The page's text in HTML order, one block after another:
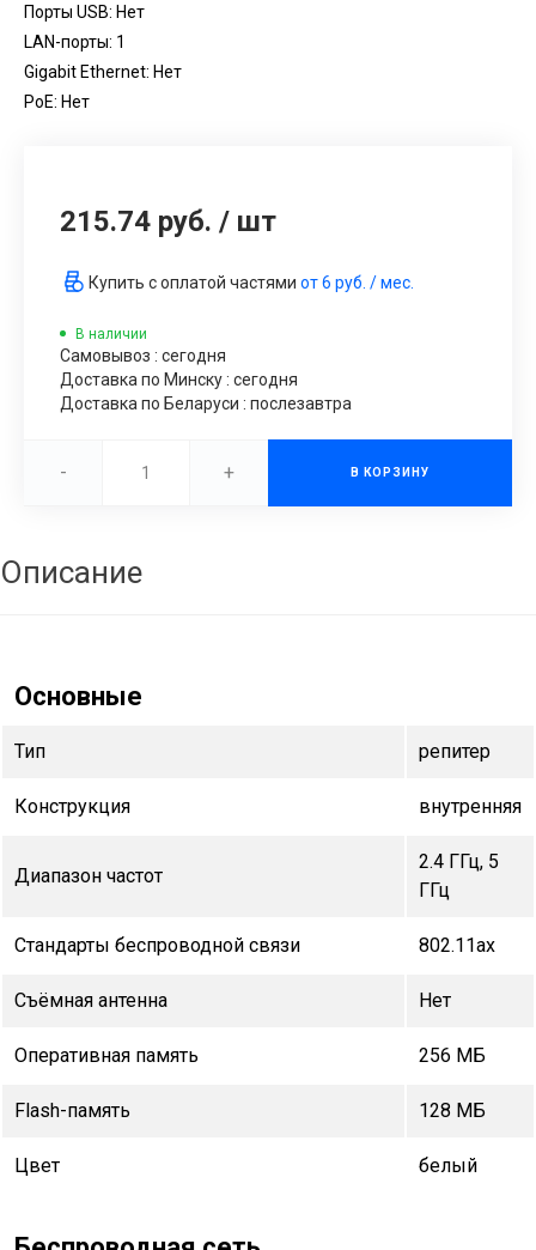
Порты USB: Нет
LAN-порты: 1
Gigabit Ethernet: Нет
PoE: Нет
215.74 руб. / шт
Купить с оплатой частями от6 руб. / мес.
В наличии
Самовывоз : сегодня
Доставка по Минску : сегодня
Доставка по Беларуси : послезавтра
- + В КОРЗИНУ
Описание
Основные
Тип репитер
Конструкция внутренняя
Диапазон частот
2.4 ГГц, 5
ГГц
Стандарты беспроводной связи 802.11ax
Съёмная антенна Нет
Оперативная память 256 МБ
Flash-память 128 МБ
Цвет белый